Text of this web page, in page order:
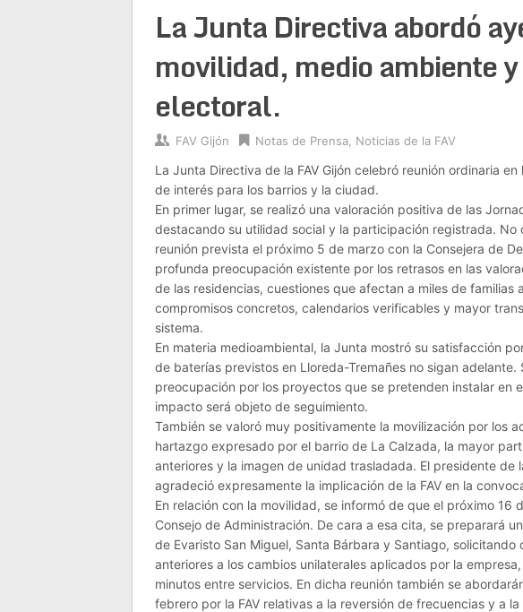
La Junta Directiva abordó
movilidad, medio ambiente
electoral.
FAV Gijón Notas de Prensa Noticias de la FAV
La Junta Directiva de la FAV Gijón celebró reunión ordinaria
de interés para los barrios y la ciudad.
En primer lugar, se realizó una valoración positiva de las
destacando su utilidad social y la participación registrada. No
reunión prevista el próximo 5 de marzo con la Consejera de
profunda preocupación existente por los retrasos en las
de las residencias, cuestiones que afectan a miles de familias
compromisos concretos, calendarios verificables y mayor
sistema.
En materia medioambiental, la Junta mostró su satisfacción
de baterías previstos en Lloreda-Tremañes no sigan
preocupación por los proyectos que se pretenden instalar en
impacto será objeto de seguimiento.
También se valoró muy positivamente la movilización por los
hartazgo expresado por el barrio de La Calzada, la mayor
anteriores y la imagen de unidad trasladada. El presidente de
agradeció expresamente la implicación de la FAV en la
En relación con la movilidad, se informó de que el próximo 16
Consejo de Administración. De cara a esa cita, se preparará
de Evaristo San Miguel, Santa Bárbara y Santiago,
anteriores a los cambios unilaterales aplicados por la
minutos entre servicios. En dicha reunión también se
febrero por la FAV relativas a la reversión de frecuencias y a